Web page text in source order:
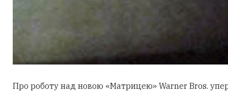
Про роботу над новою «Матрицею» Warner Bros.